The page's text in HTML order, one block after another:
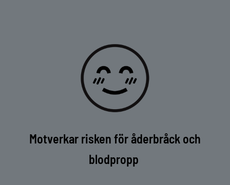
Motverkar risken för åderbråck och
blodpropp